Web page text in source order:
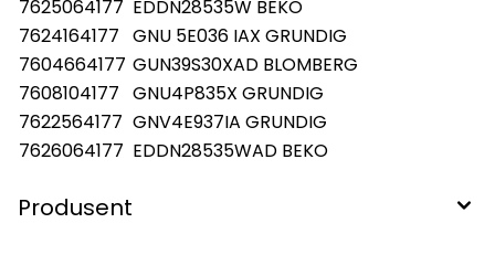
7625064177 EDDN28535W BEKO
7624164177 GNU 5E036 IAX GRUNDIG
7604664177 GUN39S30XAD BLOMBERG
7608104177 GNU4P835X GRUNDIG
7622564177 GNV4E937IA GRUNDIG
7626064177 EDDN28535WAD BEKO
Produsent